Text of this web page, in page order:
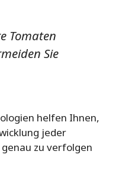
Tomaten
Sie
helfen Ihnen,
jeder
zu verfolgen